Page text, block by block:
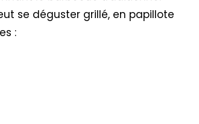
se déguster grillé, en papillote
: